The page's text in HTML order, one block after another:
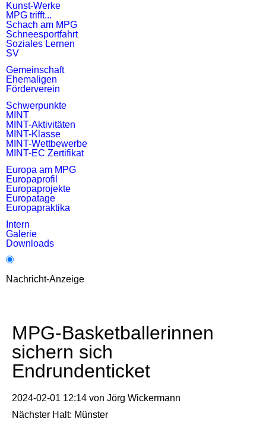
Kunst-Werke
MPG trifft...
Schach am MPG
Schneesportfahrt
Soziales Lernen
SV
Gemeinschaft
Ehemaligen
Förderverein
Schwerpunkte
MINT
MINT-Aktivitäten
MINT-Klasse
MINT-Wettbewerbe
MINT-EC Zertifikat
Europa am MPG
Europaprofil
Europaprojekte
Europatage
Europapraktika
Intern
Galerie
Downloads
Nachricht-Anzeige
MPG-Basketballerinnen
sichern sich
Endrundenticket
2024-02-01 12:14 von Jörg Wickermann
Nächster Halt: Münster